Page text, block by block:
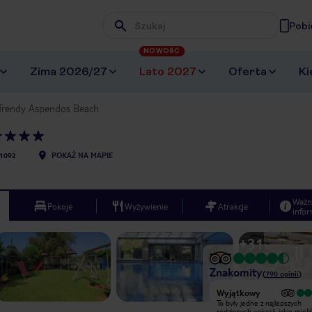
Wpisz frazę, której szukasz
Zima 2026/27 Lato 2027
NOWOŚĆ
Oferta
Aspendos Beach
POKAŻ NA MAPIE
Pokoje Wyżywienie Atrakcje
+31
Znakomity(790 opinii)
Wyjątkowy
Jedzenie doskonałe, rozrywka na
Wyjątkowy
To były jedne z najlepszych